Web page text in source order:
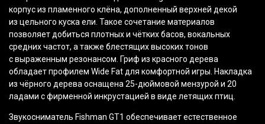
корпус из пламенного клёна, дополненный верхней декой
из цельного куска ели. Такое сочетание материалов
позволяет добиться плотных и чётких басов, вокальных
средних частот, а также блестящих высоких тонов
с выраженным резонансом. Гриф из красного дерева
обладает профилем Wide Fat для комфортной игры. Накладка
из чёрного дерева оснащена 25-дюймовой мензурой и 20
ладами с фирменной инкрустацией в виде летящих птиц.
Звукосниматель Fishman GT1 обеспечивает естественное